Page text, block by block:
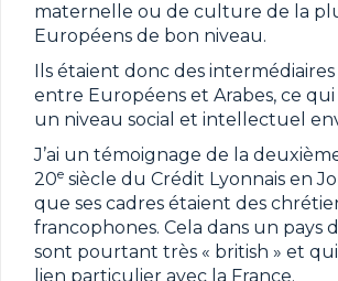
maternelle ou de culture de la
Européens de bon niveau.
Ils étaient donc des
entre Européens et Arabes, ce
un niveau social et intellectuel
J’ai un témoignage de la
20e siècle du Crédit Lyonnais en
que ses cadres étaient des
francophones. Cela dans un pays
sont pourtant très « british » et qui
lien particulier avec la France.